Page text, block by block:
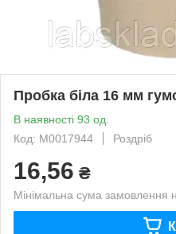
Пробка біла 16 мм
В наявності 93 од.
Код: М0017944
Роздріб
16,56 ₴
Мінімальна сума замовлення